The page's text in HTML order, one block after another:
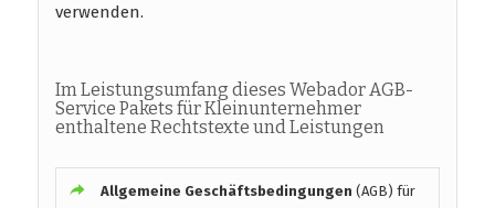
verwenden.
Im Leistungsumfang dieses Webador AGB-
Service Pakets für Kleinunternehmer
enthaltene Rechtstexte und Leistungen
Allgemeine Geschäftsbedingungen (AGB) für